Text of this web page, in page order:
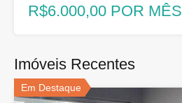
R$6.000,00 POR MÊS
Imóveis Recentes
Em Destaque